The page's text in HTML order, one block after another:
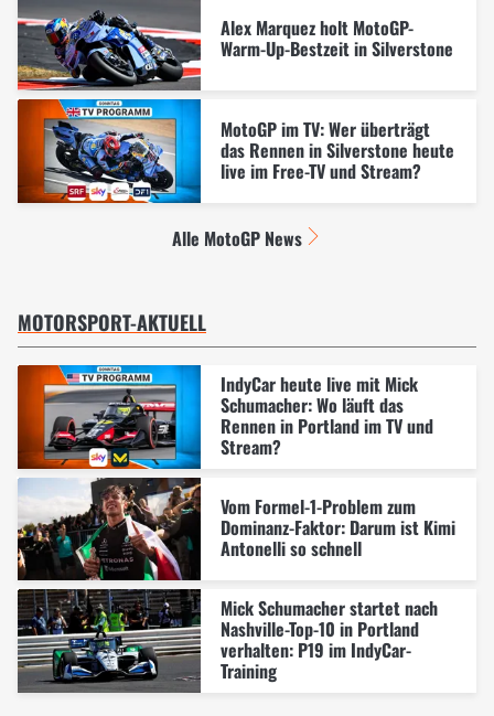
Alex Marquez holt MotoGP-
Warm-Up-Bestzeit in Silverstone
MotoGP im TV: Wer überträgt
das Rennen in Silverstone heute
live im Free-TV und Stream?
Alle MotoGP News
MOTORSPORT-AKTUELL
IndyCar heute live mit Mick
Schumacher: Wo läuft das
Rennen in Portland im TV und
Stream?
Vom Formel-1-Problem zum
Dominanz-Faktor: Darum ist Kimi
Antonelli so schnell
Mick Schumacher startet nach
Nashville-Top-10 in Portland
verhalten: P19 im IndyCar-
Training